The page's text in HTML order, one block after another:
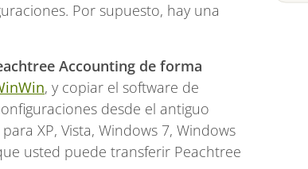
Por supuesto, hay una
Accounting de forma
, y copiar el software de
desde el antiguo
XP, Vista, Windows 7, Windows
usted puede transferir Peachtree